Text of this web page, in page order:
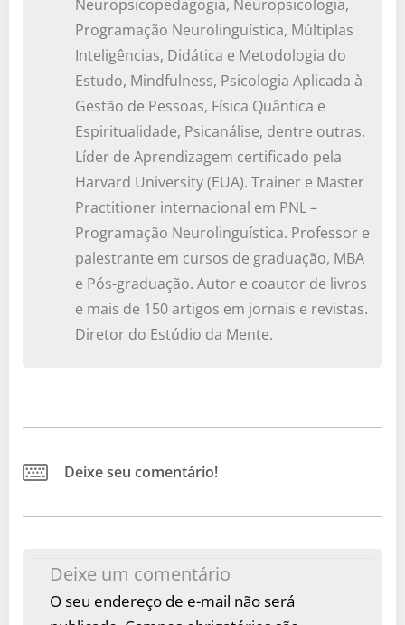
Neuropsicopedagogia, Neuropsicologia,
Programação Neurolinguística, Múltiplas
Inteligências, Didática e Metodologia do
Estudo, Mindfulness, Psicologia Aplicada à
Gestão de Pessoas, Física Quântica e
Espiritualidade, Psicanálise, dentre outras.
Líder de Aprendizagem certificado pela
Harvard University (EUA). Trainer e Master
Practitioner internacional em PNL –
Programação Neurolinguística. Professor e
palestrante em cursos de graduação, MBA
e Pós-graduação. Autor e coautor de livros
e mais de 150 artigos em jornais e revistas.
Diretor do Estúdio da Mente.
Deixe seu comentário!
Deixe um comentário
O seu endereço de e-mail não será